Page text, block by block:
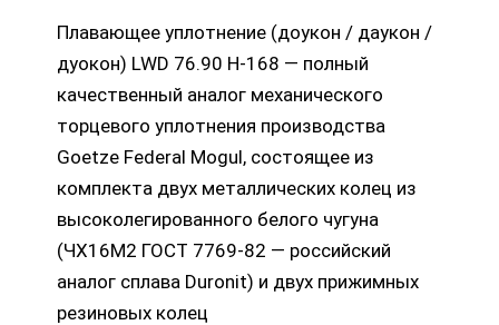
Плавающее уплотнение (доукон / даукон /
дуокон) LWD 76.90 H-168 — полный
качественный аналог механического
торцевого уплотнения производства
Goetze Federal Mogul, состоящее из
комплекта двух металлических колец из
высоколегированного белого чугуна
(ЧХ16М2 ГОСТ 7769-82 — российский
аналог сплава Duronit) и двух прижимных
резиновых колец